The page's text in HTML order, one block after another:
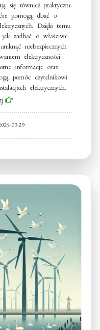
się również praktyczne
pomogą dbać o
Dzięki temu
zadbać o właściwe
niebezpiecznych
elektryczności.
informacje oraz
pomóc czytelnikowi
elektrycznych.
03-29